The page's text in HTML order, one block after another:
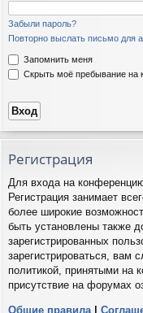
Забыли пароль?
Повторно выслать письмо для
Запомнить меня
Скрыть моё пребывание на
Регистрация
Для входа на
Регистрация занимает
более широкие
быть установлены также
зарегистрированных
зарегистрироваться, вам
политикой, принятыми на
присутствие на форумах
Общие правила |